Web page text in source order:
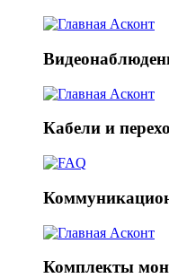
Кабели и
Комплекты